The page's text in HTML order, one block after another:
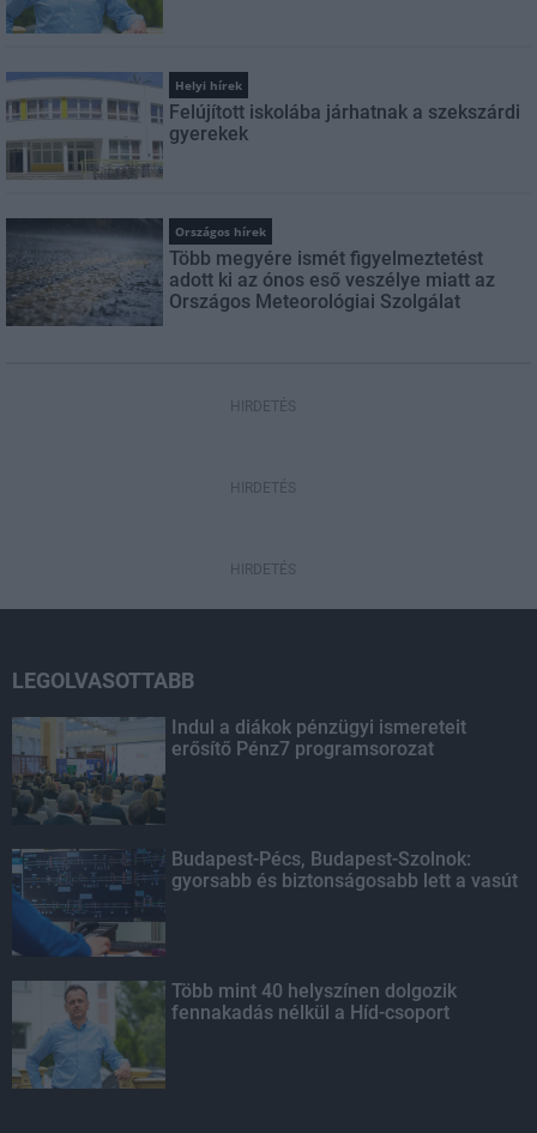
Helyi hírek
Felújított iskolába járhatnak a szekszárdi
gyerekek
Országos hírek
Több megyére ismét figyelmeztetést
adott ki az ónos eső veszélye miatt az
Országos Meteorológiai Szolgálat
HIRDETÉS
HIRDETÉS
HIRDETÉS
LEGOLVASOTTABB
Indul a diákok pénzügyi ismereteit
erősítő Pénz7 programsorozat
Budapest-Pécs, Budapest-Szolnok:
gyorsabb és biztonságosabb lett a vasút
Több mint 40 helyszínen dolgozik
fennakadás nélkül a Híd-csoport